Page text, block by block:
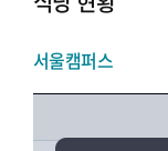
서울캠퍼스